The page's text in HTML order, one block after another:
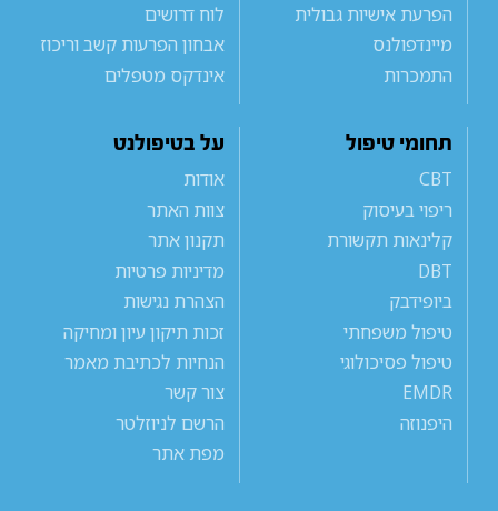
הפרעת אישיות גבולית
מיינדפולנס
התמכרות
לוח דרושים
אבחון הפרעות קשב וריכוז
אינדקס מטפלים
תחומי טיפול
CBT
ריפוי בעיסוק
קלינאות תקשורת
DBT
ביופידבק
טיפול משפחתי
טיפול פסיכולוגי
EMDR
היפנוזה
על בטיפולנט
אודות
צוות האתר
תקנון אתר
מדיניות פרטיות
הצהרת נגישות
זכות תיקון עיון ומחיקה
הנחיות לכתיבת מאמר
צור קשר
הרשם לניוזלטר
מפת אתר